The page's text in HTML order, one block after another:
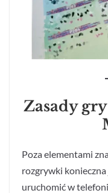
Zasady
Poza elementami
rozgrywki
uruchomić w